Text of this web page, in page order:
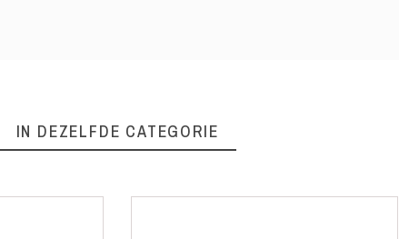
IN DEZELFDE CATEGORIE